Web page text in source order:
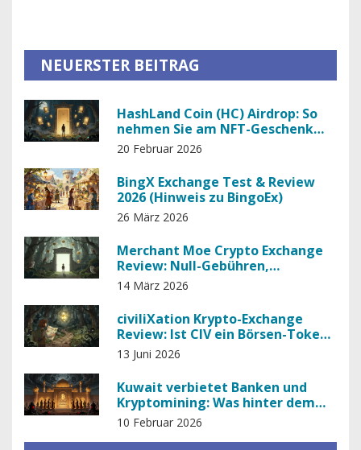
NEUERSTER BEITRAG
HashLand Coin (HC) Airdrop: So
nehmen Sie am NFT-Geschenk
der HashLand-Kampagne teil
20 Februar 2026
BingX Exchange Test & Review
2026 (Hinweis zu BingoEx)
26 März 2026
Merchant Moe Crypto Exchange
Review: Null-Gebühren,
Limitierte Auswahl und die
14 März 2026
civiliXation Krypto-Exchange
Review: Ist CIV ein Börsen-Token
oder nur eine Währung?
13 Juni 2026
Kuwait verbietet Banken und
Kryptomining: Was hinter dem
strengen Verbot steckt
10 Februar 2026